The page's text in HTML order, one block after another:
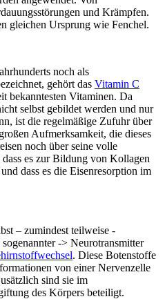
und Krämpfen.
gleichen Ursprung wie Fenchel.
noch als
gehört das Vitamin C
bekanntesten Vitaminen. Da
selbst gebildet werden und nur
ist die regelmäßige Zufuhr über
Aufmerksamkeit, die dieses
noch über seine volle
es zur Bildung von Kollagen
dass es die Eisenresorption im
– zumindest teilweise -
-> Neurotransmitter
. Diese Botenstoffe
von einer Nervenzelle
sind sie im
des Körpers beteiligt.